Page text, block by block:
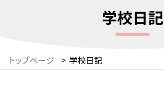
学校日記
トップページ > 学校日記